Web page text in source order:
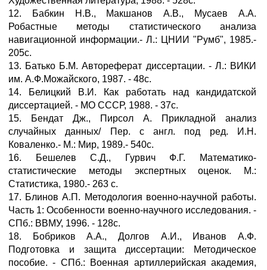
12. Бабкин Н.В., Макшанов А.В., Мусаев А.А.
Робастные методы статистического анализа
навигационной информации.- Л.: ЦНИИ "Румб", 1985.-
205с.
13. Батько Б.М. Автореферат диссертации. - Л.: ВИКИ
им. А.Ф.Можайского, 1987. - 48с.
14. Белицкий В.И. Как работать над кандидатской
диссертацией. - МО СССР, 1988. - 37с.
15. Бендат Дж., Пирсол А. Прикладной анализ
случайных данных/ Пер. с англ. под ред. И.Н.
Коваленко.- М.: Мир, 1989.- 540с.
16. Бешелев С.Д., Гурвич Ф.Г. Математико-
статистические методы экспертных оценок. М.:
Статистика, 1980.- 263 с.
17. Блинов А.П. Методология военно-научной работы.
Часть 1: Особенности военно-научного исследования. -
СПб.: ВВМУ, 1996. - 128с.
18. Бобриков А.А., Долгов А.И., Иванов А.Ф.
Подготовка и защита диссертации: Методическое
пособие. - СПб.: Военная артиллерийская академия,